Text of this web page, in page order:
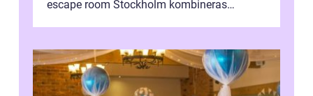
escape room Stockholm kombineras